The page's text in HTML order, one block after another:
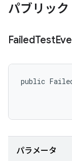
パブリッ
FailedTest
public
パラメータ